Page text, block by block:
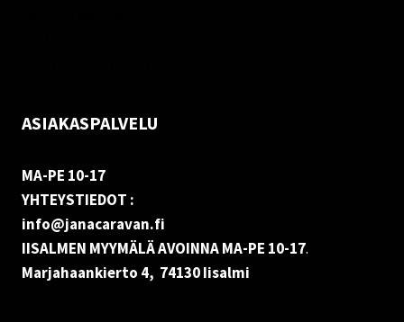
ASIAKASPALVELU
MA-PE 10-17
YHTEYSTIEDOT :
info@janacaravan.fi
IISALMEN MYYMÄLÄ AVOINNA MA-PE 10-17.
Marjahaankierto 4, 74130 Iisalmi